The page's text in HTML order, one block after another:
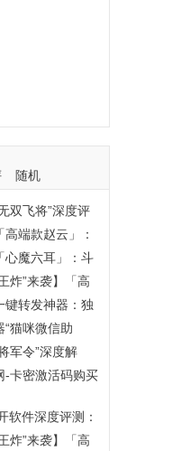
随机
双飞将”深度评
，拍拍卡激活
端款赵云」：
包，7天退换认
心魔六耳」：斗
认准拍拍卡激
炸”来袭】「高
码+斗战神807
封，多开自由触
键转发神器：独
卡半年卡年卡
猫咪微信助
能全解析，多
军令”深度解
侧码，微商营销
-卡密激活码购买
软件深度评测：
析，TestFlight
炸”来袭】「高